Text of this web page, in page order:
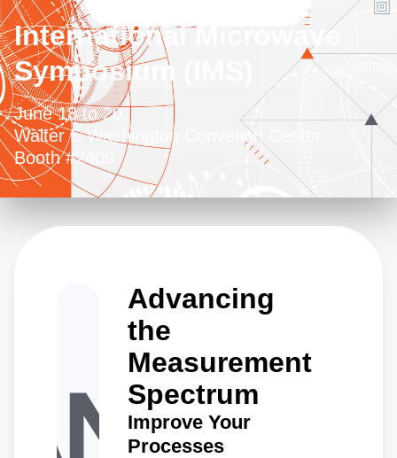
International Microwave
Symposium (IMS)
June 18 to 20,
Walter E Washington Convetion Center
Booth #2409
Advancing
the
Measurement
Spectrum
Improve Your
Processes